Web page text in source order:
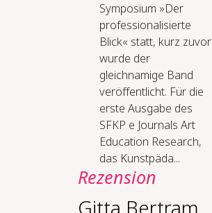
Symposium »Der
professionalisierte
Blick« statt, kurz zuvor
wurde der
gleichnamige Band
veröffentlicht. Für die
erste Ausgabe des
SFKP e Journals Art
Education Research,
das Kunstpäda...
Rezension
Gitta Bertram